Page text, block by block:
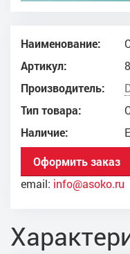
Наименование:
Артикул:
Производитель:
Тип товара:
Наличие:
Оформить заказ
email: info@asoko.ru